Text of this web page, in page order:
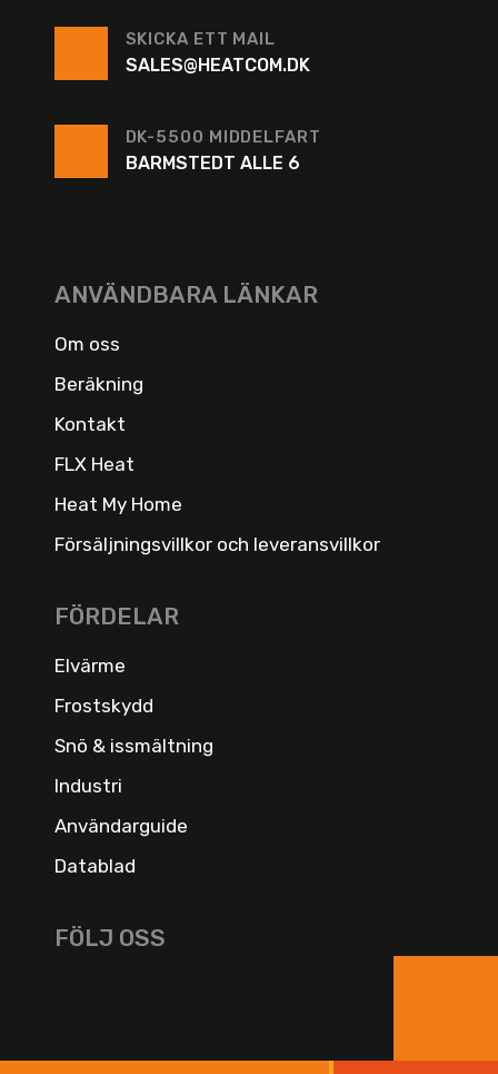
SKICKA ETT MAIL
SALES@HEATCOM.DK
DK-5500 MIDDELFART
BARMSTEDT ALLE 6
ANVÄNDBARA LÄNKAR
Om oss
Beräkning
Kontakt
FLX Heat
Heat My Home
Försäljningsvillkor och leveransvillkor
FÖRDELAR
Elvärme
Frostskydd
Snö & issmältning
Industri
Användarguide
Datablad
FÖLJ OSS